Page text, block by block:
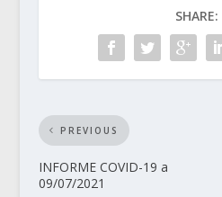
SHARE:
PREVIOUS
INFORME COVID-19 a
09/07/2021